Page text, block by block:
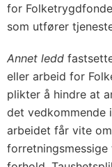
for
som utfører
Annet ledd
eller arbeid for
plikter å hindre at
det vedkommende
arbeidet får vite